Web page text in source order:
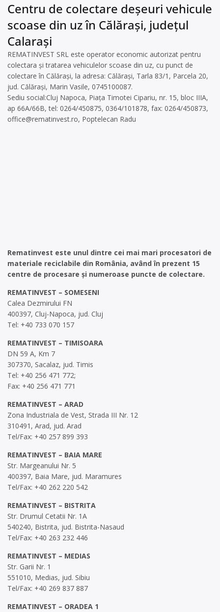
Centru de colectare deșeuri vehicule
scoase din uz în Călărași, județul
Calarași
REMATINVEST SRL este operator economic autorizat pentru
colectara și tratarea vehiculelor scoase din uz, cu punct de
colectare în Călărași, la adresa: Călărași, Tarla 83/1, Parcela 20,
jud. Călărași, Marin Vasile, 0745100087.
Sediu social:Cluj Napoca, Piața Timotei Cipariu, nr. 15, bloc IIIA,
ap 66A/66B, tel: 0264/450875, 0364/101878, fax: 0264/450873,
office@rematinvest.ro, Poptelecan Radu
Rematinvest este unul dintre cei mai mari procesatori de
materiale reciclabile din România, având în prezent 15
centre de procesare și numeroase puncte de colectare.
REMATINVEST – SOMESENI
Calea Dezmirului FN
400397, Cluj-Napoca, jud. Cluj
Tel: +40 733 070 157
REMATINVEST – TIMISOARA
DN 59 A, Km 7
307370, Sacalaz, jud. Timis
Tel: +40 256 471 772;
Fax: +40 256 471 771
REMATINVEST – ARAD
Zona Industriala de Vest, Strada III Nr. 12
310491, Arad, jud. Arad
Tel/Fax: +40 257 899 393
REMATINVEST – BAIA MARE
Str. Margeanului Nr. 5
400397, Baia Mare, jud. Maramures
Tel/Fax: +40 262 220 542
REMATINVEST – BISTRITA
Str. Drumul Cetatii Nr. 1A
540240, Bistrita, jud. Bistrita-Nasaud
Tel/Fax: +40 263 232 446
REMATINVEST – MEDIAS
Str. Garii Nr. 1
551010, Medias, jud. Sibiu
Tel/Fax: +40 269 837 887
REMATINVEST – ORADEA 1